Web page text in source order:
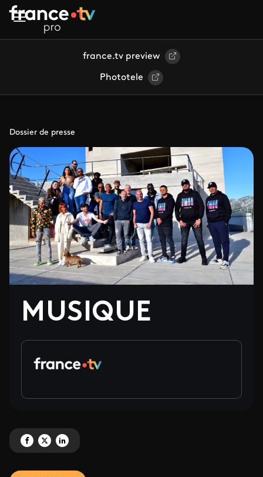
Aller au contenu principal
france.tv preview
Phototele
Dossier de presse
MUSIQUE
Partagez 'MUSIQUE' sur Facebook
Partagez 'MUSIQUE' sur X
Partagez 'MUSIQUE' sur LinkedIn